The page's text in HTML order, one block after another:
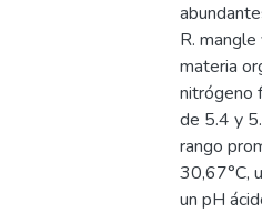
R.
materia
nitrógeno
de 5.4 y
rango
30,67°C,
un pH